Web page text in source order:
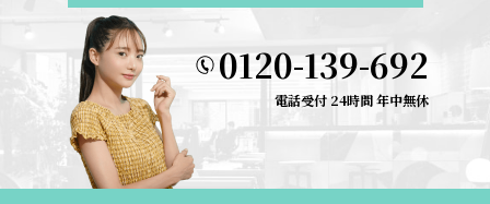
0120-139-692
電話受付 24時間 年中無休